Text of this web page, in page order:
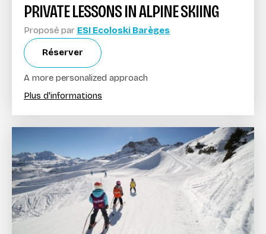
PRIVATE LESSONS IN ALPINE SKIING
Proposé par ESI Ecoloski Barèges
Réserver
A more personalized approach
Plus d'informations